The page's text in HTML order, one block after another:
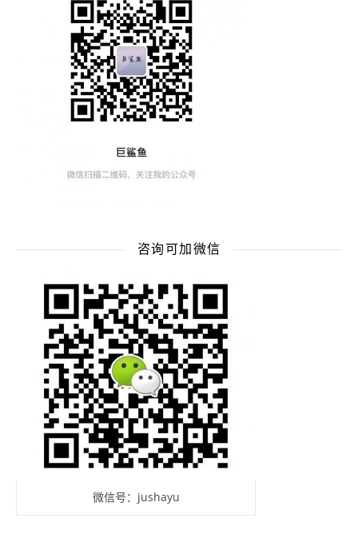
咨询可加微信
微信号：jushayu